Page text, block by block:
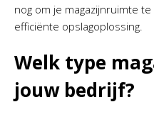
nog om je magazijnruimte
efficiënte opslagoplossing.
Welk type
jouw bedrijf?